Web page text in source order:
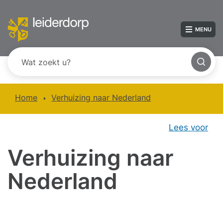
MENU
Home Verhuizing naar Nederland
Lees voor
Verhuizing naar
Nederland